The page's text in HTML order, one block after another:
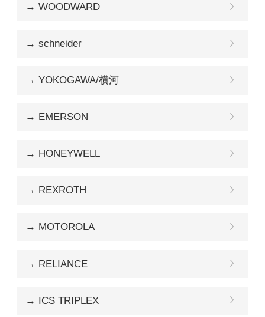
→ WOODWARD
→ schneider
→ YOKOGAWA/横河
→ EMERSON
→ HONEYWELL
→ REXROTH
→ MOTOROLA
→ RELIANCE
→ ICS TRIPLEX